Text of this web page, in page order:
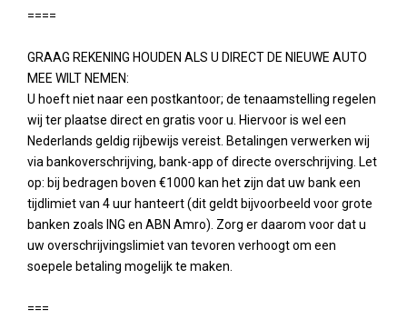
====
GRAAG REKENING HOUDEN ALS U DIRECT DE NIEUWE AUTO
MEE WILT NEMEN:
U hoeft niet naar een postkantoor; de tenaamstelling regelen
wij ter plaatse direct en gratis voor u. Hiervoor is wel een
Nederlands geldig rijbewijs vereist. Betalingen verwerken wij
via bankoverschrijving, bank-app of directe overschrijving. Let
op: bij bedragen boven €1000 kan het zijn dat uw bank een
tijdlimiet van 4 uur hanteert (dit geldt bijvoorbeeld voor grote
banken zoals ING en ABN Amro). Zorg er daarom voor dat u
uw overschrijvingslimiet van tevoren verhoogt om een
soepele betaling mogelijk te maken.
===